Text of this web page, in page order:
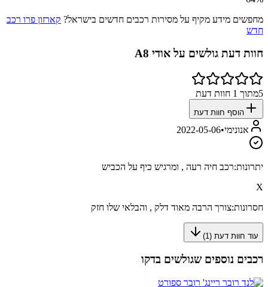
מחפשים מידע מקיף על מסירות רכבים חדשים בישראל? קארזון פרו רכב
חדש
חוות דעת גולשים על אודי A8
5מתוך 1 חוות דעת
הוסף חוות דעת
אנונימי•
2022-05-06
יתרונות:רכב חיה רעה , ומרגיש כיף על הכביש
X
חסרונות:צורך הרבה מאוד דלק , והבלאי שלו חזק
עוד חוות דעת (1
)
רכבים נוספים שגולשים בדקו